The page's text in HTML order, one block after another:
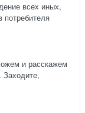
всех иных,
потребителя
и расскажем
Заходите,